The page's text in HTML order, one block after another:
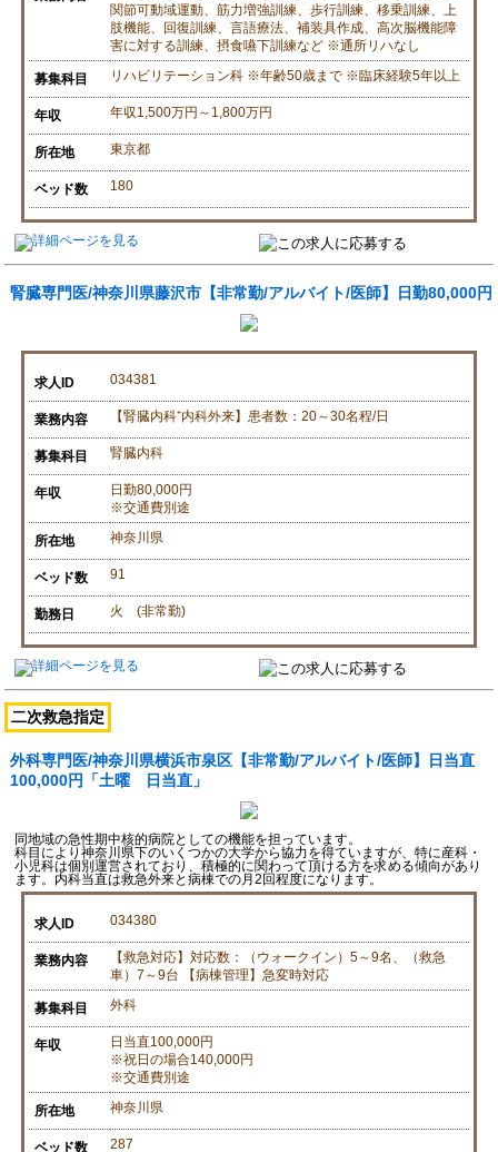
関節可動域運動、筋力増強訓練、歩行訓練、移乗訓練、上
肢機能、回復訓練、言語療法、補装具作成、高次脳機能障
害に対する訓練、摂食嚥下訓練など ※通所リハなし
募集科目 リハビリテーション科 ※年齢50歳まで ※臨床経験5年以上
年収 年収1,500万円～1,800万円
所在地 東京都
ベッド数 180
腎臓専門医/神奈川県藤沢市【非常勤/アルバイト/医師】日勤80,000円
求人ID 034381
業務内容 【腎臓内科⁺内科外来】患者数：20～30名程/日
募集科目 腎臓内科
年収
日勤80,000円
※交通費別途
所在地 神奈川県
ベッド数 91
勤務日 火 (非常勤)
二次救急指定
外科専門医/神奈川県横浜市泉区【非常勤/アルバイト/医師】日当直
100,000円「土曜 日当直」
同地域の急性期中核的病院としての機能を担っています。
科目により神奈川県下のいくつかの大学から協力を得ていますが、特に産科・
小児科は個別運営されており、積極的に関わって頂ける方を求める傾向があり
ます。内科当直は救急外来と病棟での月2回程度になります。
求人ID 034380
業務内容
【救急対応】対応数：（ウォークイン）5～9名、（救急
車）7～9台 【病棟管理】急変時対応
募集科目 外科
年収
日当直100,000円
※祝日の場合140,000円
※交通費別途
所在地 神奈川県
ベッド数 287